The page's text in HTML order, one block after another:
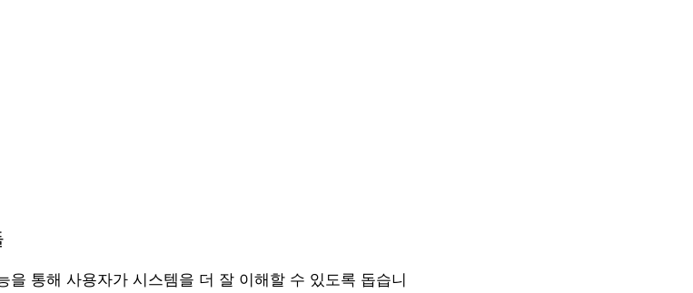
을 통해 사용자가 시스템을 더 잘 이해할 수 있도록 돕습니